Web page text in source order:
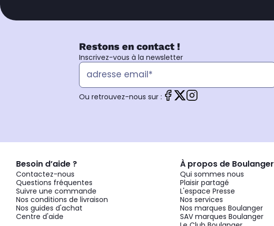
Restons en contact !
Inscrivez-vous à la newsletter
Ou retrouvez-nous sur :
Besoin d’aide ?
Contactez-nous
Questions fréquentes
Suivre une commande
Nos conditions de livraison
Nos guides d'achat
Centre d'aide
À propos de Boulanger
Qui sommes nous
Plaisir partagé
L'espace Presse
Nos services
Nos marques Boulanger
SAV marques Boulanger